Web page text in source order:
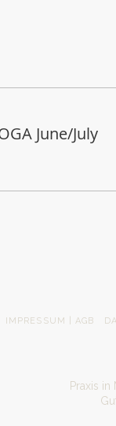
June/July
IMPRESSUM | AGB
Praxis